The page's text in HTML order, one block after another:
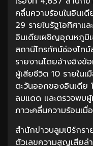
คลื่นความร้อนในอินเ
29 รายในรัฐโอฑิศา
อินเดียเผชิญอุณหภูมิ
สถานีโทรทัศน์ช่องไท
รายงานโดยอ้างอิงข้
ผู้เสียชีวิต 10 รายในเ
ตะวันออกของอินเดีย
ลมแดด และตรวจพบ
ภาวะคลื่นความร้อนเมื่
สำนักข่าวบลูมเบิร์กร
ตัวเลขความสูญเสียล่